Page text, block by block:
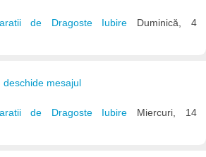
de Dragoste Iubire
Duminică, 4
deschide mesajul
de Dragoste Iubire
Miercuri, 14